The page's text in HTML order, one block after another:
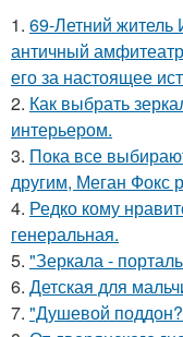
1. 69-Летний
античный
его за настоящее
2. Как выбрать
интерьером.
3. Пока все
другим, Меган Фокс
4. Редко кому
генеральная.
5. "Зеркала -
6. Детская для
7. "Душевой